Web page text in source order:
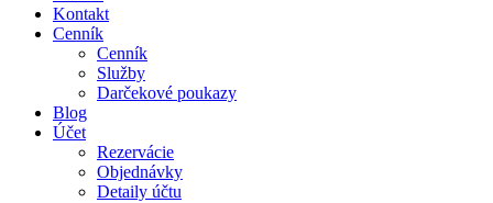
Kontakt
Cenník
Cenník
Služby
Darčekové poukazy
Blog
Účet
Rezervácie
Objednávky
Detaily účtu